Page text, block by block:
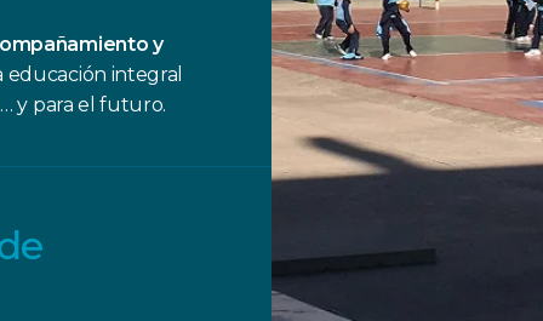
y
educación integral
y para el futuro.